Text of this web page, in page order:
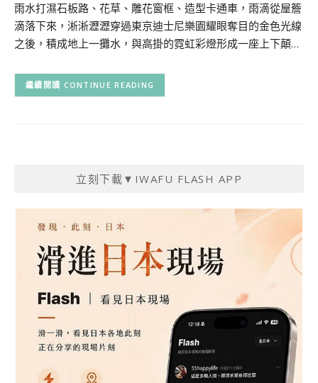
雨水打濕石板路、花草、雕花窗框、造型卡通車，雨滴從屋簷
滴落下來，淅淅瀝瀝穿過東京迪士尼樂園耀眼奪目的金色光線
之後，積成地上一攤水，與高掛的霓虹彩燈形成一座上下顛…
CONTINUE READING
立刻下載▼IWAFU FLASH APP